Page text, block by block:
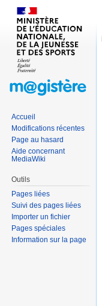
Accueil
Modifications récentes
Page au hasard
Aide concernant
MediaWiki
Outils
Pages liées
Suivi des pages liées
Importer un fichier
Pages spéciales
Information sur la page